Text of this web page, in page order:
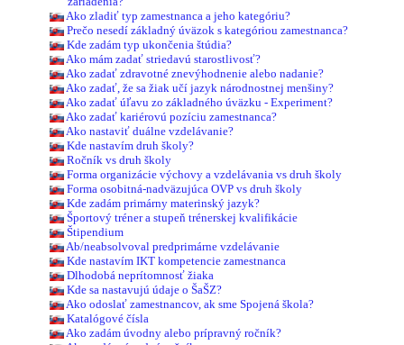
Ako zladiť typ zamestnanca a jeho kategóriu?
Prečo nesedí základný úväzok s kategóriou zamestnanca?
Kde zadám typ ukončenia štúdia?
Ako mám zadať striedavú starostlivosť?
Ako zadať zdravotné znevýhodnenie alebo nadanie?
Ako zadať, že sa žiak učí jazyk národnostnej menšiny?
Ako zadať úľavu zo základného úväzku - Experiment?
Ako zadať kariérovú pozíciu zamestnanca?
Ako nastaviť duálne vzdelávanie?
Kde nastavím druh školy?
Ročník vs druh školy
Forma organizácie výchovy a vzdelávania vs druh školy
Forma osobitná-nadväzujúca OVP vs druh školy
Kde zadám primárny materinský jazyk?
Športový tréner a stupeň trénerskej kvalifikácie
Štipendium
Ab/neabsolvoval predprimárne vzdelávanie
Kde nastavím IKT kompetencie zamestnanca
Dlhodobá neprítomnosť žiaka
Kde sa nastavujú údaje o ŠaŠZ?
Ako odoslať zamestnancov, ak sme Spojená škola?
Katalógové čísla
Ako zadám úvodny alebo prípravný ročník?